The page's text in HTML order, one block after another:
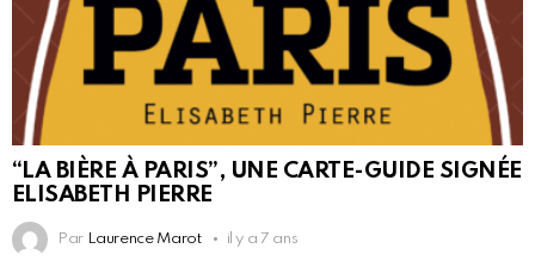
“LA BIÈRE À PARIS”, UNE CARTE-GUIDE SIGNÉE
ELISABETH PIERRE
Par Laurence Marot il y a 7 ans